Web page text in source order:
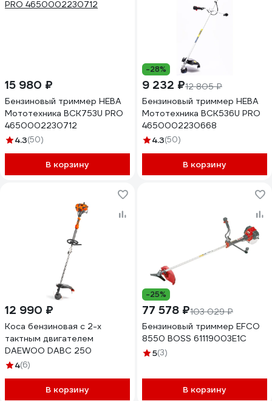
15 980 ₽
Бензиновый триммер НЕВА
Мототехника BCK753U PRO
4650002230712
4.3(50)
В корзину
-28%
9 232 ₽12 805 ₽
Бензиновый триммер НЕВА
Мототехника BCK536U PRO
4650002230668
4.3(50)
В корзину
12 990 ₽
Коса бензиновая c 2-х
тактным двигателем
DAEWOO DABC 250
4(6)
В корзину
-25%
77 578 ₽103 029 ₽
Бензиновый триммер EFCO
8550 BOSS 61119003E1C
5(3)
В корзину